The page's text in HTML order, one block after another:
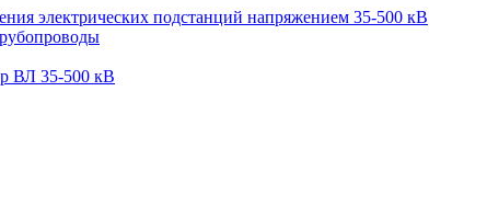
электрических подстанций напряжением 35-500 кВ
ВЛ 35-500 кВ